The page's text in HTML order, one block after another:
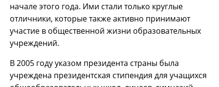
начале этого года. Ими стали только круглые
отличники, которые также активно принимают
участие в общественной жизни образовательных
учреждений.
В 2005 году указом президента страны была
учреждена президентская стипендия для учащихся